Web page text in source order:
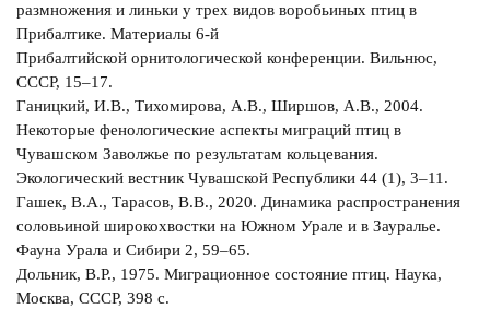
размножения и линьки у трех видов воробьиных птиц в
Прибалтике. Материалы 6-й
Прибалтийской орнитологической конференции. Вильнюс,
СССР, 15–17.
Ганицкий, И.В., Тихомирова, А.В., Ширшов, А.В., 2004.
Некоторые фенологические аспекты миграций птиц в
Чувашском Заволжье по результатам кольцевания.
Экологический вестник Чувашской Республики 44 (1), 3–11.
Гашек, В.А., Тарасов, В.В., 2020. Динамика распространения
соловьиной широкохвостки на Южном Урале и в Зауралье.
Фауна Урала и Сибири 2, 59‒65.
Дольник, В.Р., 1975. Миграционное состояние птиц. Наука,
Москва, СССР, 398 с.